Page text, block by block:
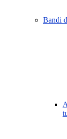
Bandi